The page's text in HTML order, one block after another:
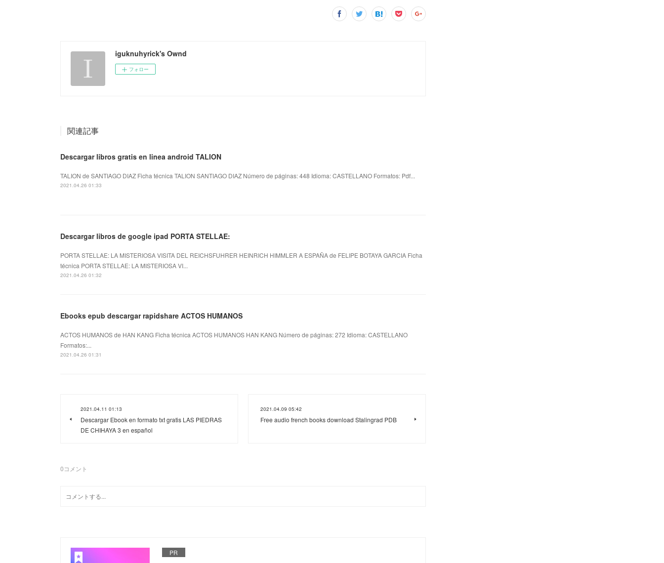
iguknuhyrick's Ownd
フォロー
関連記事
Descargar libros gratis en linea android TALION
TALION de SANTIAGO DIAZ Ficha técnica TALION SANTIAGO DIAZ Número de páginas: 448 Idioma: CASTELLANO Formatos: Pdf...
2021.04.26 01:33
Descargar libros de google ipad PORTA STELLAE:
PORTA STELLAE: LA MISTERIOSA VISITA DEL REICHSFUHRER HEINRICH HIMMLER A ESPAÑA de FELIPE BOTAYA GARCIA Ficha
técnica PORTA STELLAE: LA MISTERIOSA VI...
2021.04.26 01:32
Ebooks epub descargar rapidshare ACTOS HUMANOS
ACTOS HUMANOS de HAN KANG Ficha técnica ACTOS HUMANOS HAN KANG Número de páginas: 272 Idioma: CASTELLANO
Formatos:...
2021.04.26 01:31
2021.04.11 01:13
Descargar Ebook en formato txt gratis LAS PIEDRAS
DE CHIHAYA 3 en español
2021.04.09 05:42
Free audio french books download Stalingrad PDB
0コメント
PR